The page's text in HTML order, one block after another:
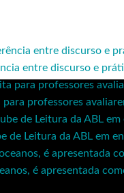
entre discurso e
professores
de Leitura da ABL em
é apresentada